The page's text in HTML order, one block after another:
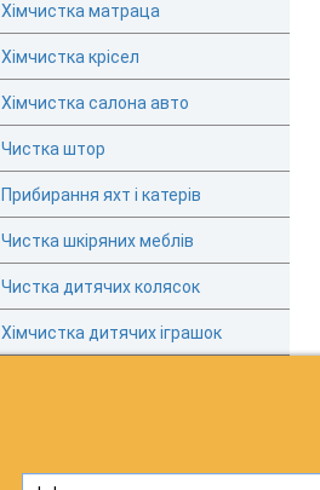
Хімчистка матраца
Хімчистка крісел
Хімчистка салона авто
Чистка штор
Прибирання яхт і катерів
Чистка шкіряних меблів
Чистка дитячих колясок
Хімчистка дитячих іграшок